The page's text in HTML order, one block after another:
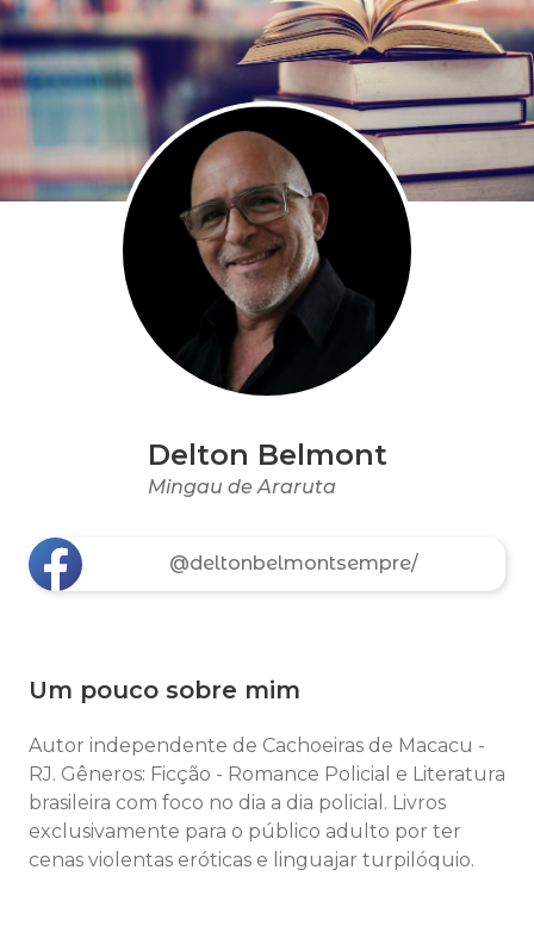
Delton Belmont
Mingau de Araruta
@deltonbelmontsempre/
Um pouco sobre mim
Autor independente de Cachoeiras de Macacu -
RJ. Gêneros: Ficção - Romance Policial e Literatura
brasileira com foco no dia a dia policial. Livros
exclusivamente para o público adulto por ter
cenas violentas eróticas e linguajar turpilóquio.